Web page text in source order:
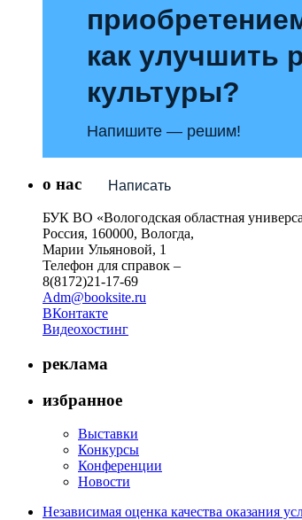
как улучшить
культуры?
Напишите — решим!
Написать
о нас
БУК ВО «Вологодская областная
Россия, 160000, Вологда,
Марии Ульяновой, 1
Телефон для справок –
8(8172)21-17-69
Adm@booksite.ru
ВКонтакте
Видеохостинг
реклама
избранное
Выставки
Конкурсы
Конференции
Новости
Независимая оценка качества оказания